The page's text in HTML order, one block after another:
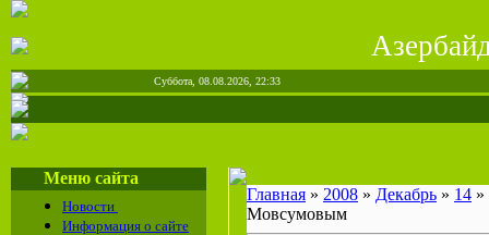
Суббота, 08.08.2026, 22:33
Меню сайта
Новости
Информация о сайте
Главная » 2008 » Декабрь » 14 »
Мовсумовым